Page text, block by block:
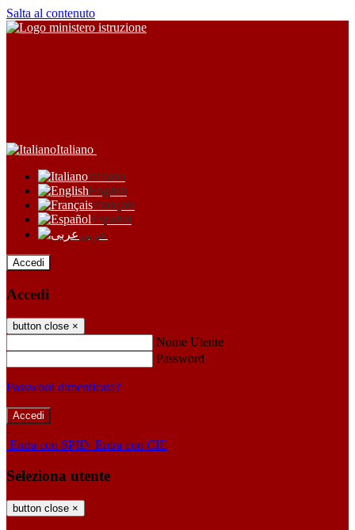
Salta al contenuto
Italiano
Italiano
English
Français
Español
عربى
Accedi
Accedi
button close ×
Nome Utente
Password
Password dimenticata?
-
Entra con SPID Entra con CIE
Seleziona utente
button close ×